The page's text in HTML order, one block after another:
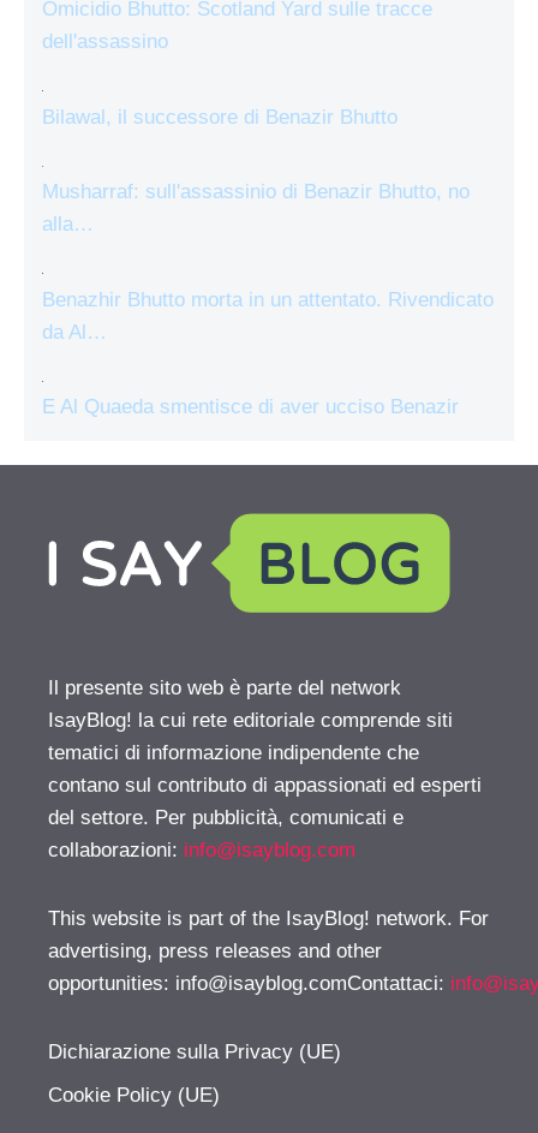
Omicidio Bhutto: Scotland Yard sulle tracce
dell'assassino
Bilawal, il successore di Benazir Bhutto
Musharraf: sull'assassinio di Benazir Bhutto, no
alla…
Benazhir Bhutto morta in un attentato. Rivendicato
da Al…
E Al Quaeda smentisce di aver ucciso Benazir
Il presente sito web è parte del network
IsayBlog! la cui rete editoriale comprende siti
tematici di informazione indipendente che
contano sul contributo di appassionati ed esperti
del settore. Per pubblicità, comunicati e
collaborazioni: info@isayblog.com
This website is part of the IsayBlog! network. For
advertising, press releases and other
opportunities: info@isayblog.comContattaci:
Dichiarazione sulla Privacy (UE)
Cookie Policy (UE)